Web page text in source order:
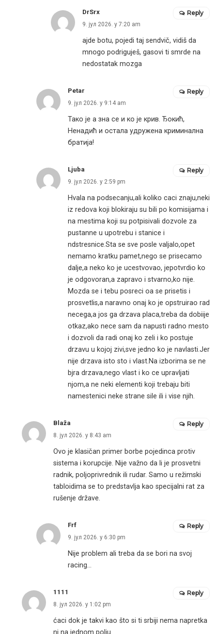
DrSrx
9. јул 2026. у 7:20 am
ajde botu, pojedi taj sendvič, vidiš da
mnogo podriguješ, gasovi ti smrde na
nedostatak mozga
Reply
Petar
9. јул 2026. у 9:14 am
Тако је а зна се и ко је крив. Ђокић,
Ненадић и остала удружена криминална
братија!
Reply
Ljuba
9. јул 2026. у 2:59 pm
Hvala na podsecanju,ali koliko caci znaju,neki
iz redova koji blokiraju su bili po komisijama i
na mestima koji su potpisivali dozvole za
pustanne u upotrebu i stanice i
ndstresnice.Sta se sve posle valjalo,opet
nemamo kratku pamet,nego se prisecamo
dalje,a neko ko je ucestvovao, jepotvrdio ko
je odgovoran,a zapravo i stvarno,ko nije.
Mozda se i tebu posreci oa se prisetis i
prosvetlis,a naravno onaj ko je opstruirao rad
necega,a jos ga drzava placa,treba da dobiije
otkaz,ako nece sam da napusti radno mesto
i dozvoli da radi onaj ko zeli i ko postuje
drzavu u kojoj zivi,sve jedno ko je navlasti.Jer
nije drzava isto sto i vlast.Na izborima se ne
bjra drzava,nego vlast i ko ce upravljati
njom,a ne neki elementi koji trebaju biti
namestenici neke strane sile ili i vise njih.
Reply
Blaža
8. јул 2026. у 8:43 am
Ovo je klasičan primer borbe pojedinca protiv
sistema i korupcije. Nije važno da li je prosvetni
radnik, poljoprivrednik ili rudar. Samo u režimski
tabloidima se to predstavlja kao specijalni rat za
rušenje države.
Reply
Frf
9. јул 2026. у 6:30 pm
Nije problem ali treba da se bori na svoj
racing…
Reply
1111
8. јул 2026. у 1:02 pm
ćaci dok je takvi kao što si ti srbiji nema napretka
ni na jednom polju
Reply